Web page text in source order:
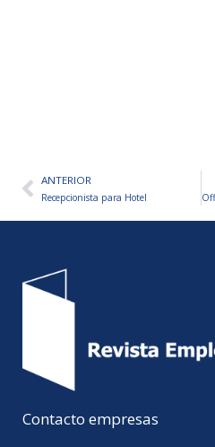
AntANTERIOR
Recepcionista para Hotel
Contacto empresas